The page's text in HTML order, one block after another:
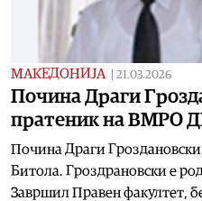
МАКЕДОНИЈА 21.03.2026
Почина Драги
пратеник на ВМРО
Почина Драги
Битола. Гроздрановски е
Завршил Правен факултет,